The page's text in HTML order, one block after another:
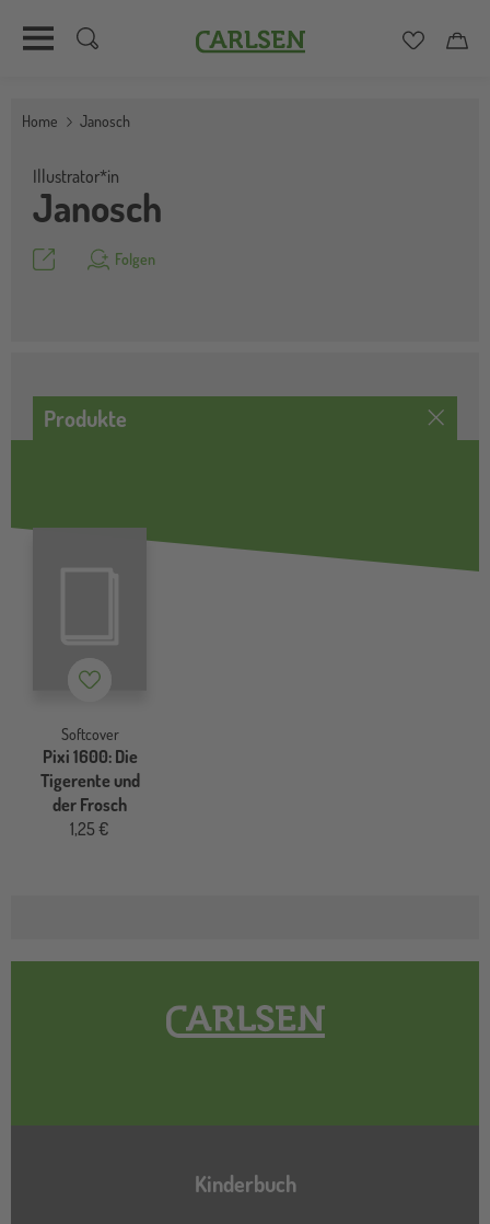
zum
Carlsen
Home Janosch
Janosch
Illustrator*in
Teilen Folgen
Produkte
Merkzettel
Softcover
Pixi 1600: Die
Tigerente und
der Frosch
1,25 €
Hauptnavigation
Kinderbuch